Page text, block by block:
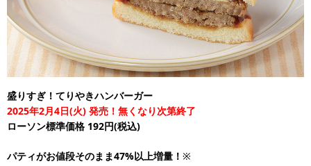
盛りすぎ！てりやきハンバーガー
2025年2月4日(火) 発売！無くなり次第終了
ローソン標準価格 192円(税込)
パティがお値段そのまま47%以上増量！ ※